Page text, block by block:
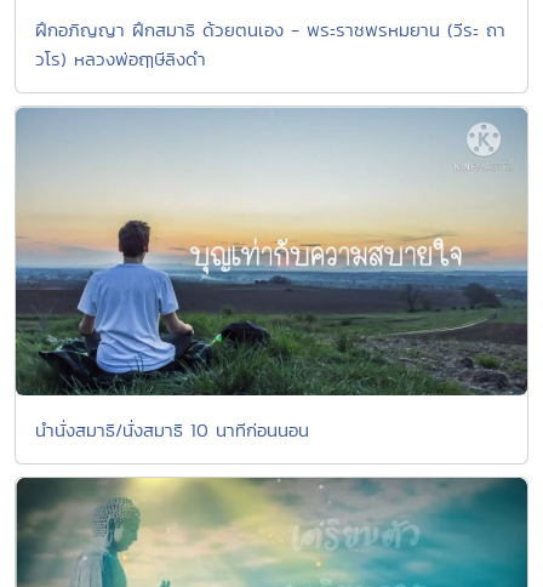
ฝึกอภิญญา ฝึกสมาธิ ด้วยตนเอง - พระราชพรหมยาน (วีระ ถา
วโร) หลวงพ่อฤๅษีลิงดำ
นํานั่งสมาธิ/นั่งสมาธิ 10 นาทีก่อนนอน